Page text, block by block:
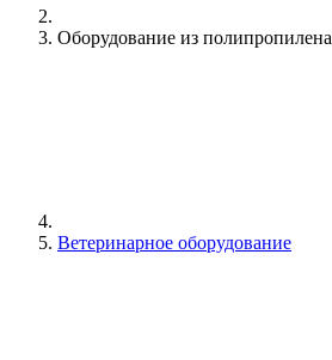
Оборудование из полипропилена
Ветеринарное оборудование